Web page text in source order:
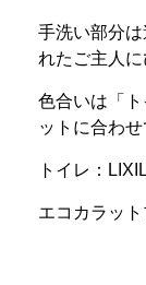
手洗い部分
れたご主人に
色合いは「
ットに合わ
トイレ：
エコカラッ